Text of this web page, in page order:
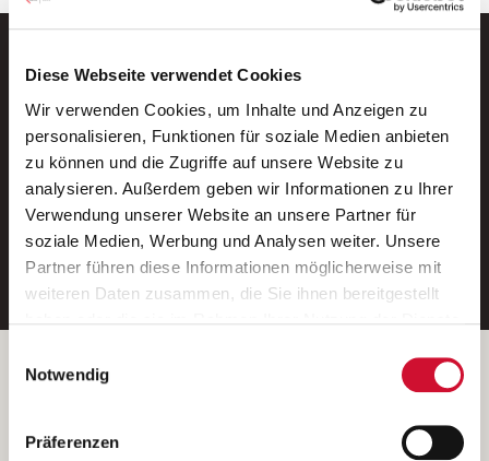
Diese Webseite verwendet Cookies
Wir verwenden Cookies, um Inhalte und Anzeigen zu
personalisieren, Funktionen für soziale Medien anbieten
zu können und die Zugriffe auf unsere Website zu
analysieren. Außerdem geben wir Informationen zu Ihrer
Verwendung unserer Website an unsere Partner für
soziale Medien, Werbung und Analysen weiter. Unsere
Partner führen diese Informationen möglicherweise mit
weiteren Daten zusammen, die Sie ihnen bereitgestellt
Wenn Sie auf „Cookies zulassen“ klicken, so stimmen
Sie der Speicherung sämtlicher Cookies zu. Sie können
Ihre Einwilligung selbstverständlich jederzeit widerrufen,
indem Sie die Cookie-Einstellungen aufrufen und diese
Notwendig
Präferenzen
Neue Stellen per E-Mail.
Ein kostenloser Service von AWO
Jobs.
E-Mail-Adresse eintragen
Betreiber der Webseite
Kantstraße 45a